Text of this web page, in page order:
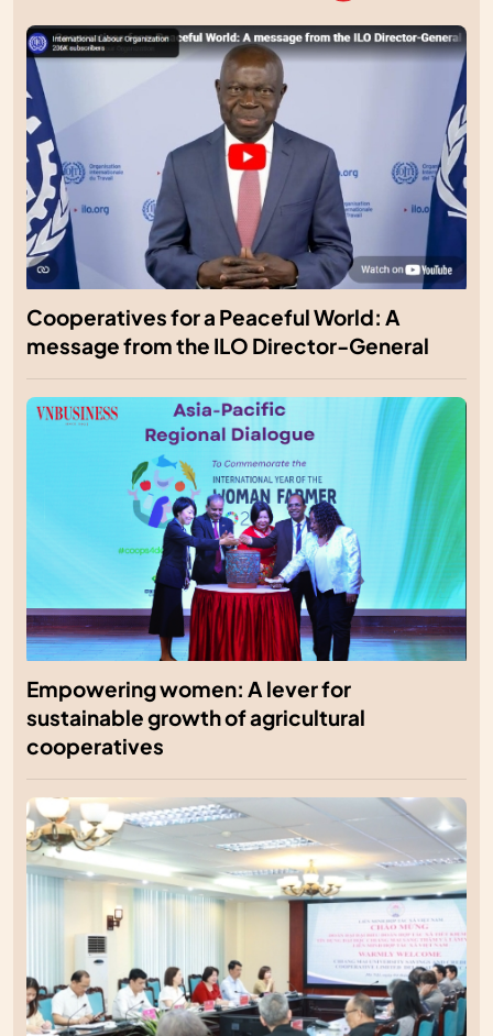
Cooperatives for a Peaceful World: A
message from the ILO Director-General
Empowering women: A lever for
sustainable growth of agricultural
cooperatives